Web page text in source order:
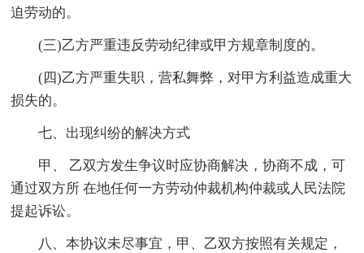
迫劳动的。
(三)乙方严重违反劳动纪律或甲方规章制度的。
(四)乙方严重失职，营私舞弊，对甲方利益造成重大
损失的。
七、出现纠纷的解决方式
甲、 乙双方发生争议时应协商解决，协商不成，可
通过双方所 在地任何一方劳动仲裁机构仲裁或人民法院
提起诉讼。
八、本协议未尽事宜，甲、乙双方按照有关规定，